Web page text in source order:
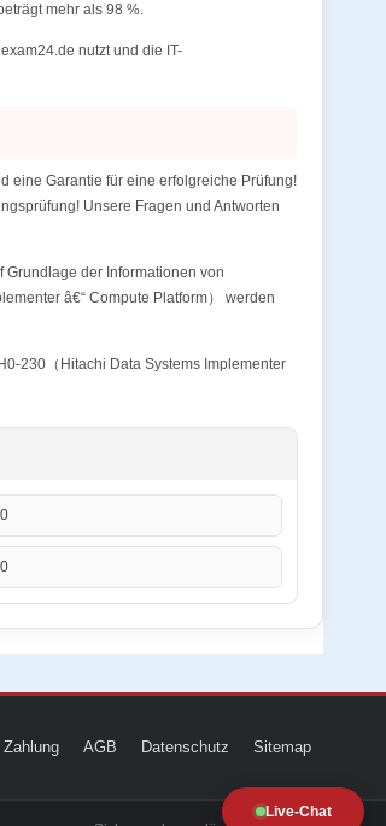
Live-Chat
mehr als 98 %.
nutzt und die IT-
eine Garantie für eine erfolgreiche Prüfung!
Unsere Fragen und Antworten
der Informationen von
â€“ Compute Platform） werden
230（Hitachi Data Systems Implementer
Zahlung AGB Datenschutz Sitemap